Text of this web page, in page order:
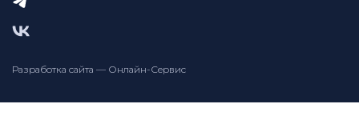
Разработка сайта — Онлайн-Сервис